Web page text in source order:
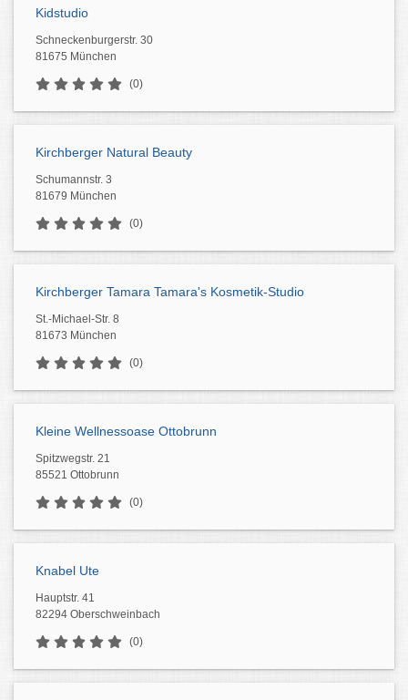
Kidstudio
Schneckenburgerstr. 30
81675 München
(0)
Kirchberger Natural Beauty
Schumannstr. 3
81679 München
(0)
Kirchberger Tamara Tamara's Kosmetik-Studio
St.-Michael-Str. 8
81673 München
(0)
Kleine Wellnessoase Ottobrunn
Spitzwegstr. 21
85521 Ottobrunn
(0)
Knabel Ute
Hauptstr. 41
82294 Oberschweinbach
(0)